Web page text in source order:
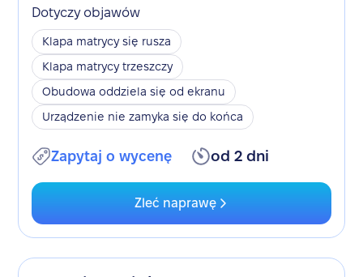
Dotyczy objawów
Klapa matrycy się rusza
Klapa matrycy trzeszczy
Obudowa oddziela się od ekranu
Urządzenie nie zamyka się do końca
Zapytaj o wycenę od 2 dni
Zleć naprawę